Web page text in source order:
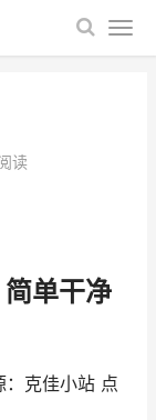
读
单干净
：克佳小站 点